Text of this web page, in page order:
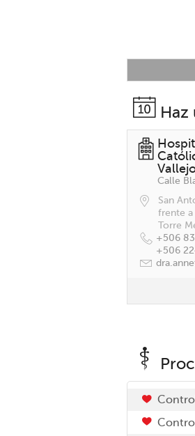
Haz
San
frente a
Torre
+506
+506